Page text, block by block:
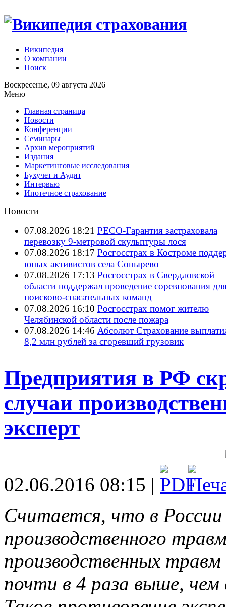
Википедия
О компании
Поиск
Воскресенье, 09 августа 2026
Меню
Главная страница
Новости
Конференции
Семинары
Архив мероприятий
Издания
Маркетинговые исследования
Бухучет и Аудит
Интервью
Ипотечное страхование
Новости
07.08.2026 18:21 РЕСО-Гарантия застраховала
перевозку 9-метровой скульптуры лося
07.08.2026 18:17 Росгосстрах в Костроме
юных активистов села Сопырево
07.08.2026 17:13 Росгосстрах в Свердловской
области поддержал проведение соревнования
поисково‑спасательных команд
07.08.2026 16:10 Росгосстрах помог жителю
Челябинской области после пожара
07.08.2026 14:46 Абсолют Страхование
8,2 млн рублей за сгоревший грузовик
Предприятия в РФ
случаи
эксперт
02.06.2016 08:15 |
Считается, что в России
производственного
производственных
почти в 4 раза выше,